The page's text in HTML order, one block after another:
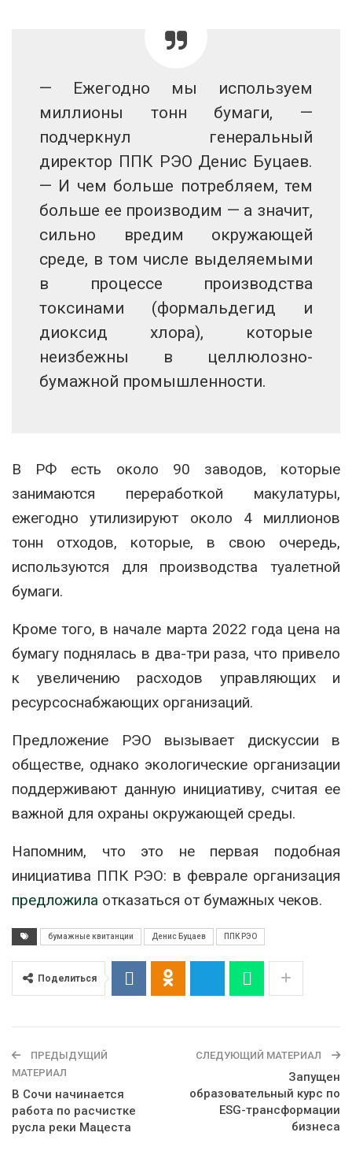
— Ежегодно мы используем
миллионы тонн бумаги, —
подчеркнул генеральный
директор ППК РЭО Денис Буцаев.
— И чем больше потребляем, тем
больше ее производим — а значит,
сильно вредим окружающей
среде, в том числе выделяемыми
в процессе производства
токсинами (формальдегид и
диоксид хлора), которые
неизбежны в целлюлозно-
бумажной промышленности.
В РФ есть около 90 заводов, которые
занимаются переработкой макулатуры,
ежегодно утилизируют около 4 миллионов
тонн отходов, которые, в свою очередь,
используются для производства туалетной
бумаги.
Кроме того, в начале марта 2022 года цена на
бумагу поднялась в два-три раза, что привело
к увеличению расходов управляющих и
ресурсоснабжающих организаций.
Предложение РЭО вызывает дискуссии в
обществе, однако экологические организации
поддерживают данную инициативу, считая ее
важной для охраны окружающей среды.
Напомним, что это не первая подобная
инициатива ППК РЭО: в феврале организация
предложила отказаться от бумажных чеков.
бумажные квитанции Денис Буцаев ППК РЭО
Поделиться
ПРЕДЫДУЩИЙ
МАТЕРИАЛ
В Сочи начинается
работа по расчистке
русла реки Мацеста
СЛЕДУЮЩИЙ МАТЕРИАЛ
Запущен
образовательный курс по
ESG-трансформации
бизнеса